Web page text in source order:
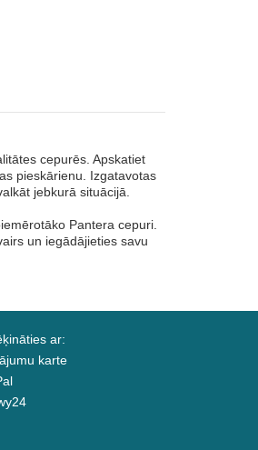
cepurēs. Apskatiet
pieskārienu. Izgatavotas
jebkurā situācijā.
Pantera cepuri.
un iegādājieties savu
ar:
karte